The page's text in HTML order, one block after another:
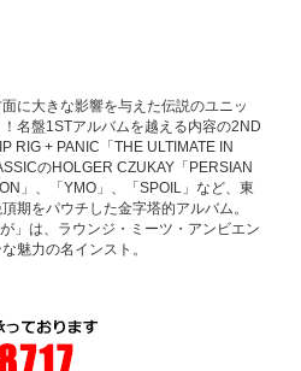
に大きな影響を与えた伝説のユニッ
名盤1STアルバムを越える内容の2ND
RIG + PANIC「THE ULTIMATE IN
のHOLGER CZUKAY「PERSIAN
」、「YMO」、「SPOIL」など、東
期をパウチした金字塔的アルバム。
」は、ラウンジ・ミーツ・アンビエン
魅力の名インスト。